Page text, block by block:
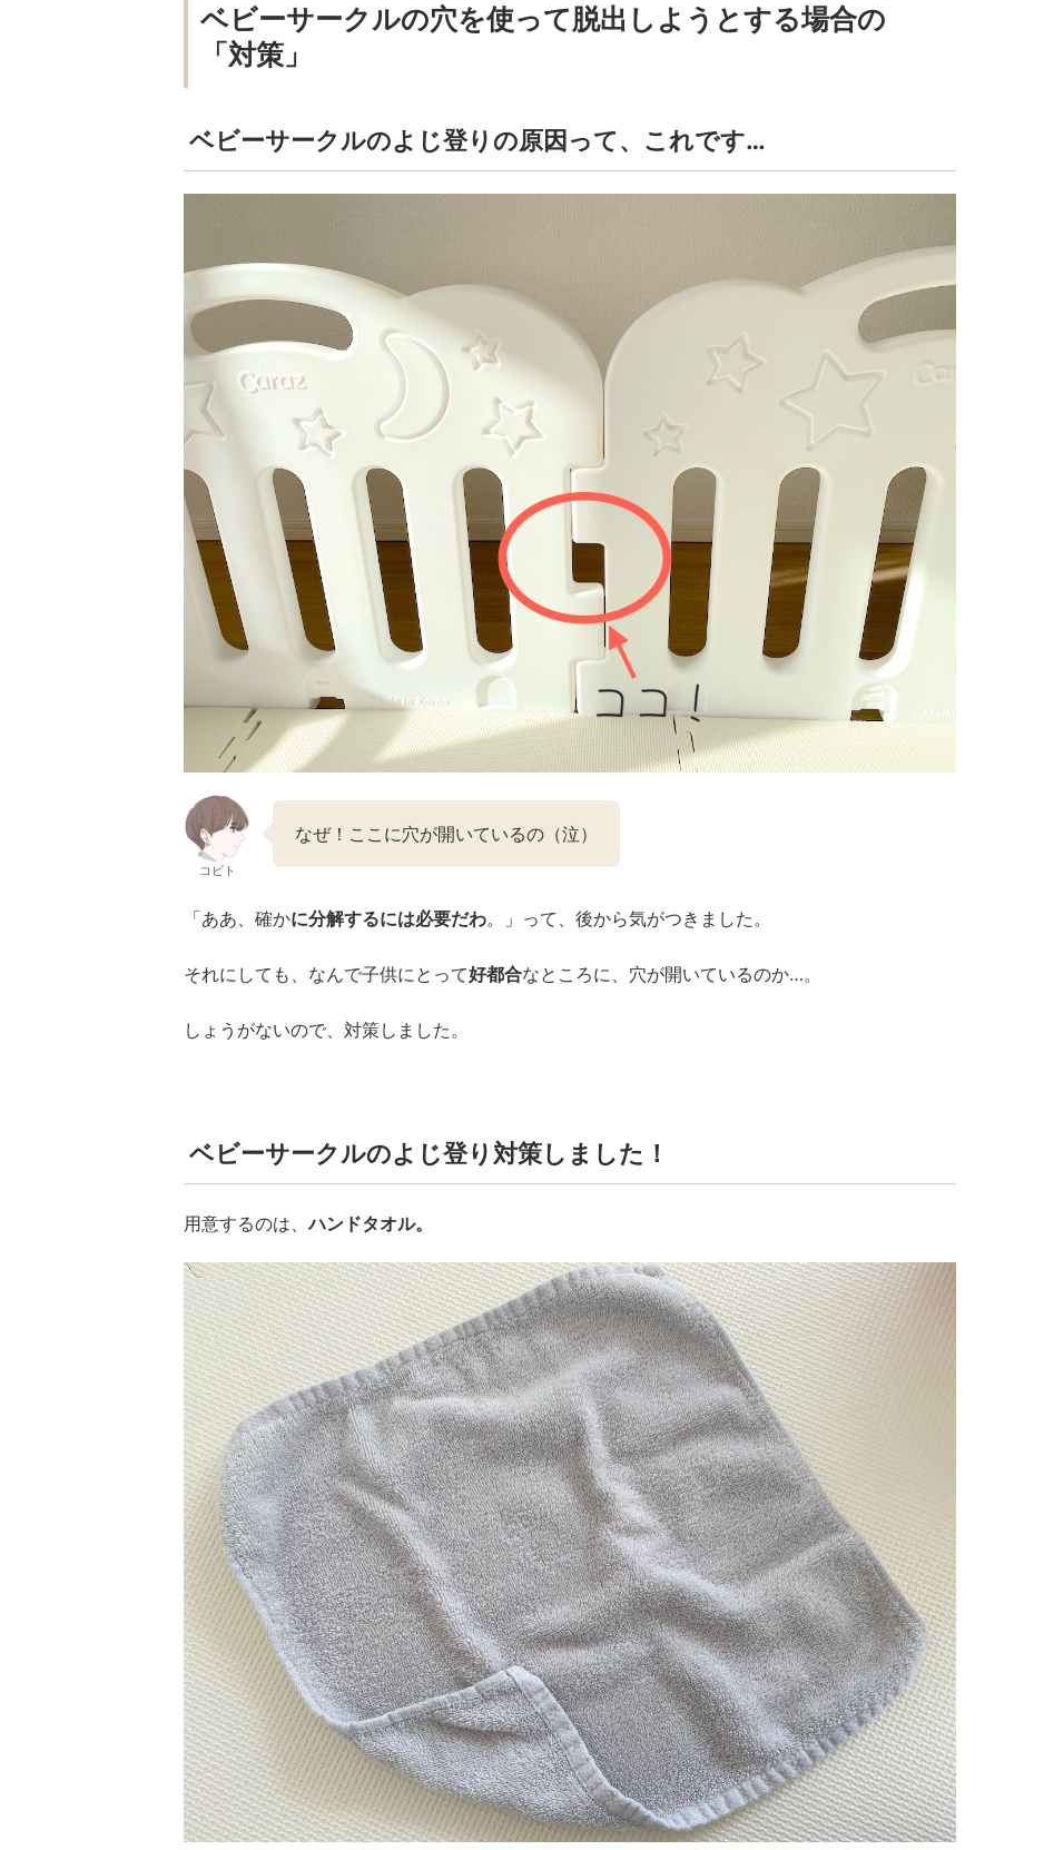
ベビーサークルの穴を使って脱出しようとする場合の
「対策」
ベビーサークルのよじ登りの原因って、これです…
コビト
なぜ！ここに穴が開いているの（泣）
「ああ、確かに分解するには必要だわ。」って、後から気がつきました。
それにしても、なんで子供にとって好都合なところに、穴が開いているのか…。
しょうがないので、対策しました。
ベビーサークルのよじ登り対策しました！
用意するのは、ハンドタオル。